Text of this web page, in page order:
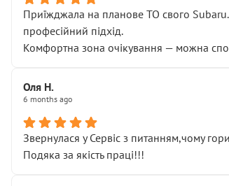
Приїжджала на планове ТО свого Subaru.
професійний підхід.
Комфортна зона очікування — можна
Оля Н.
6 months ago
Звернулася у Сервіс з питанням,чому
Подяка за якість праці!!!